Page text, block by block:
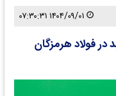
در فولاد هرمزگان